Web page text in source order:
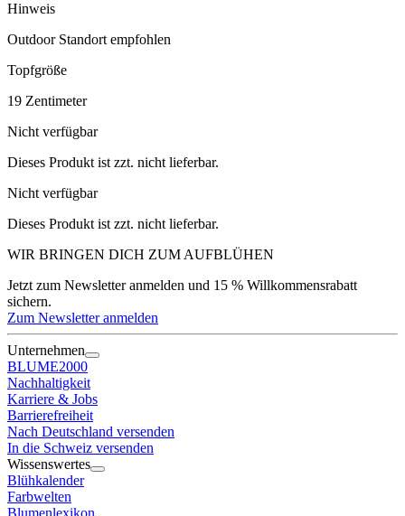
Hinweis
Outdoor Standort empfohlen
Topfgröße
19 Zentimeter
Nicht verfügbar
Dieses Produkt ist zzt. nicht lieferbar.
Nicht verfügbar
Dieses Produkt ist zzt. nicht lieferbar.
WIR BRINGEN DICH ZUM AUFBLÜHEN
Jetzt zum Newsletter anmelden und 15 % Willkommensrabatt
sichern.
Zum Newsletter anmelden
Unternehmen
BLUME2000
Nachhaltigkeit
Karriere & Jobs
Barrierefreiheit
Nach Deutschland versenden
In die Schweiz versenden
Wissenswertes
Blühkalender
Farbwelten